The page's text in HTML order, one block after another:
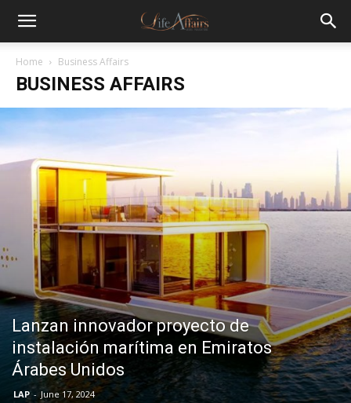
Home Business Affairs
BUSINESS AFFAIRS
Lanzan innovador proyecto de
instalación marítima en Emiratos
Árabes Unidos
LAP - June 17, 2024